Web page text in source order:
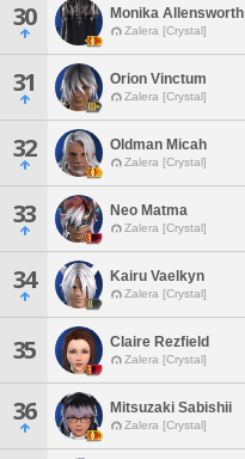
30 Monika Allensworth
Zalera [Crystal]
31 Orion Vinctum
Zalera [Crystal]
32 Oldman Micah
Zalera [Crystal]
33 Neo Matma
Zalera [Crystal]
34 Kairu Vaelkyn
Zalera [Crystal]
35 Claire Rezfield
Zalera [Crystal]
36 Mitsuzaki Sabishii
Zalera [Crystal]